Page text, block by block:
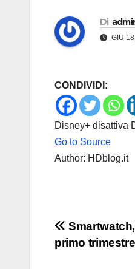
Di
GIU
CONDIVIDI:
Disney+ disattiva
Go to Source
Author: HDblog.it
articoli
primo